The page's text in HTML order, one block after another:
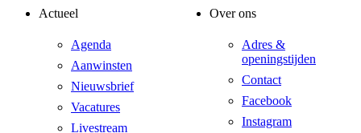
Actueel
Agenda
Aanwinsten
Nieuwsbrief
Vacatures
Livestream
Over ons
Adres &
openingstijden
Contact
Facebook
Instagram